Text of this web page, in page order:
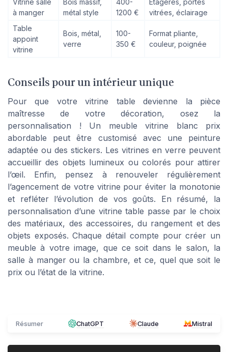
Vitrine salle
à manger
Bois massif,
métal style
400-
1200 €
Étagères, portes
vitrées, éclairage
Table
appoint
vitrine
Bois, métal,
verre
100-
350 €
Format pliante,
couleur, poignée
Conseils pour un intérieur unique
Pour que votre vitrine table devienne la pièce
maîtresse de votre décoration, osez la
personnalisation ! Un meuble vitrine blanc prix
abordable peut être customisé avec une peinture
adaptée ou des stickers. Les vitrines en verre peuvent
accueillir des objets lumineux ou colorés pour attirer
l’œil. Enfin, pensez à renouveler régulièrement
l’agencement de votre vitrine pour éviter la monotonie
et refléter l’évolution de vos goûts. En résumé, la
personnalisation d’une vitrine table passe par le choix
des matériaux, des accessoires, du rangement et des
objets exposés. Chaque détail compte pour créer un
meuble à votre image, que ce soit dans le salon, la
salle à manger ou la chambre, et ce, quel que soit le
prix ou l’état de la vitrine.
Résumer ChatGPT Claude Mistral